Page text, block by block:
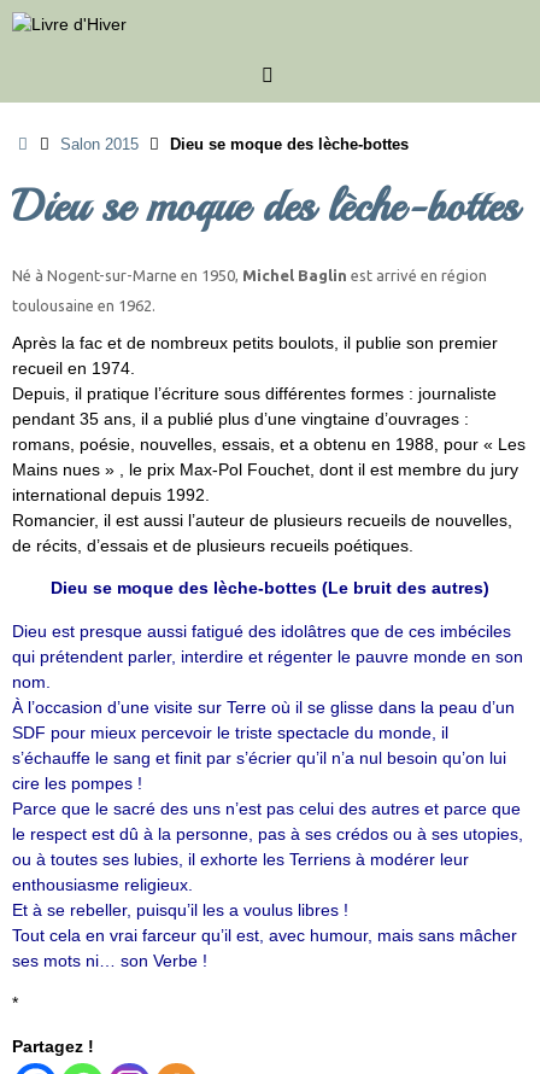
Passer
au
AccueilSalon 2015 Dieu se moque des lèche-bottes
Dieu se moque des lèche-bottes
Né à Nogent-sur-Marne en 1950, Michel Baglin est arrivé en région
toulousaine en 1962.
Après la fac et de nombreux petits boulots, il publie son premier
recueil en 1974.
Depuis, il pratique l’écriture sous différentes formes : journaliste
pendant 35 ans, il a publié plus d’une vingtaine d’ouvrages :
romans, poésie, nouvelles, essais, et a obtenu en 1988, pour « Les
Mains nues » , le prix Max-Pol Fouchet, dont il est membre du jury
international depuis 1992.
Romancier, il est aussi l’auteur de plusieurs recueils de nouvelles,
de récits, d’essais et de plusieurs recueils poétiques.
Dieu se moque des lèche-bottes (Le bruit des autres)
Dieu est presque aussi fatigué des idolâtres que de ces imbéciles
qui prétendent parler, interdire et régenter le pauvre monde en son
nom.
À l’occasion d’une visite sur Terre où il se glisse dans la peau d’un
SDF pour mieux percevoir le triste spectacle du monde, il
s’échauffe le sang et finit par s’écrier qu’il n’a nul besoin qu’on lui
cire les pompes !
Parce que le sacré des uns n’est pas celui des autres et parce que
le respect est dû à la personne, pas à ses crédos ou à ses utopies,
ou à toutes ses lubies, il exhorte les Terriens à modérer leur
enthousiasme religieux.
Et à se rebeller, puisqu’il les a voulus libres !
Tout cela en vrai farceur qu’il est, avec humour, mais sans mâcher
ses mots ni… son Verbe !
*
Partagez !